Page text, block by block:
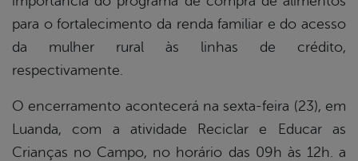
para o fortalecimento da renda familiar e do acesso
da mulher rural às linhas de crédito,
respectivamente.
O encerramento acontecerá na sexta-feira (23), em
Luanda, com a atividade Reciclar e Educar as
Crianças no Campo, no horário das 09h às 12h. a